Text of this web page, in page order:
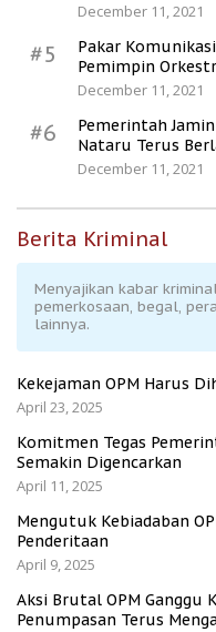
December 11, 2021
#5
Pakar
Pemimpin
December 11, 2021
#6
Pemerintah
Nataru Terus
December 11, 2021
Berita Kriminal
Menyajikan kabar
pemerkosaan, begal,
lainnya.
Kekejaman OPM Harus
April 23, 2025
Komitmen Tegas
Semakin Digencarkan
April 11, 2025
Mengutuk Kebiadaban
Penderitaan
April 9, 2025
Aksi Brutal OPM Ganggu
Penumpasan Terus